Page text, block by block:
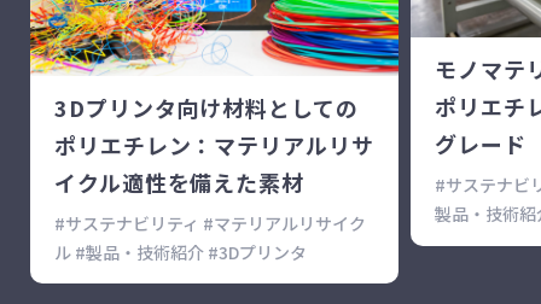
3Dプリンタ向け材料としての
ポリエチレン：マテリアルリサ
イクル適性を備えた素材
#サステナビリティ #マテリアルリサイク
ル #製品・技術紹介 #3Dプリンタ
モノマテ
ポリエチ
グレード
#サステナビ
製品・技術紹